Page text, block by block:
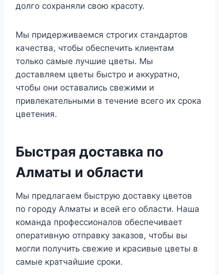
долго сохраняли свою красоту.
Мы придерживаемся строгих стандартов
качества, чтобы обеспечить клиентам
только самые лучшие цветы. Мы
доставляем цветы быстро и аккуратно,
чтобы они оставались свежими и
привлекательными в течение всего их срока
цветения.
Быстрая доставка по
Алматы и области
Мы предлагаем быструю доставку цветов
по городу Алматы и всей его области. Наша
команда профессионалов обеспечивает
оперативную отправку заказов, чтобы вы
могли получить свежие и красивые цветы в
самые кратчайшие сроки.